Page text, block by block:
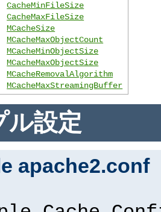
CacheMinFileSize
CacheMaxFileSize
MCacheSize
MCacheMaxObjectCount
MCacheMinObjectSize
MCacheMaxObjectSize
MCacheRemovalAlgorithm
MCacheMaxStreamingBuffer
ル設定
apache2.conf